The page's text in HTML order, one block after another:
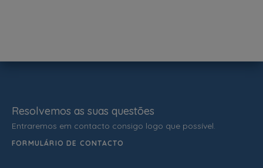
Resolvemos as suas questões
Entraremos em contacto consigo logo que possível.
FORMULÁRIO DE CONTACTO